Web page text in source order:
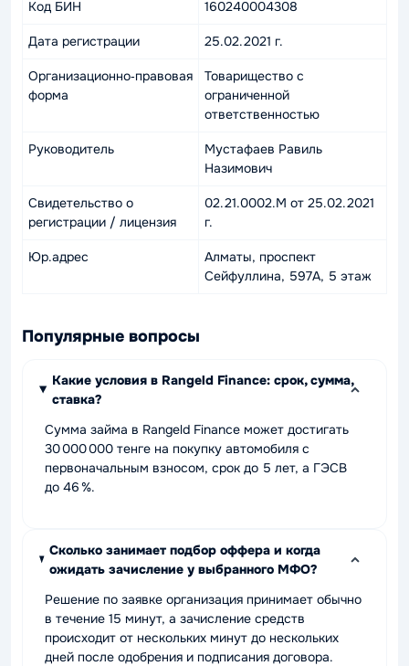
Код БИН 160240004308
Дата регистрации 25.02.2021 г.
Организационно‑правовая
форма
Товарищество с
ограниченной
ответственностью
Руководитель
Мустафаев Равиль
Назимович
Свидетельство о
регистрации / лицензия
02.21.0002.M от 25.02.2021
г.
Юр.адрес
Алматы, проспект
Сейфуллина, 597А, 5 этаж
Популярные вопросы
Какие условия в Rangeld Finance: срок, сумма,
ставка?
Сумма займа в Rangeld Finance может достигать
30 000 000 тенге на покупку автомобиля с
первоначальным взносом, срок до 5 лет, а ГЭСВ
до 46 %.
Сколько занимает подбор оффера и когда
ожидать зачисление у выбранного МФО?
Решение по заявке организация принимает обычно
в течение 15 минут, а зачисление средств
происходит от нескольких минут до нескольких
дней после одобрения и подписания договора.